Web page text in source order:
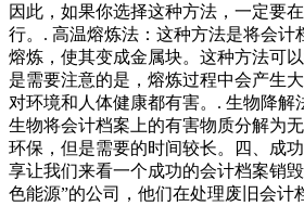
因此，如果你选择这种方法，一定要
行。. 高温熔炼法：这种方法是将会计
熔炼，使其变成金属块。这种方法可
是需要注意的是，熔炼过程中会产生
对环境和人体健康都有害。. 生物降解
生物将会计档案上的有害物质分解为
环保，但是需要的时间较长。四、成
享让我们来看一个成功的会计档案销
色能源”的公司，他们在处理废旧会计